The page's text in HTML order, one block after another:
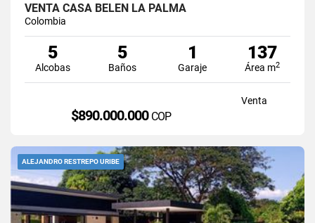
VENTA CASA BELEN LA PALMA
Colombia
5
Alcobas
5
Baños
1
Garaje
137
Área m2
Venta
$890.000.000 COP
ALEJANDRO RESTREPO URIBE